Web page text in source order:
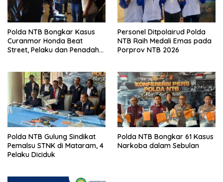
Polda NTB Bongkar Kasus
Curanmor Honda Beat
Street, Pelaku dan Penadah
Personel Ditpolairud Polda
NTB Raih Medali Emas pada
Porprov NTB 2026
Polda NTB Gulung Sindikat
Pemalsu STNK di Mataram, 4
Pelaku Diciduk
Polda NTB Bongkar 61 Kasus
Narkoba dalam Sebulan